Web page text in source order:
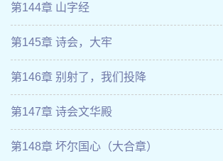
第144章 山字经
第145章 诗会，大牢
第146章 别射了，我们投降
第147章 诗会文华殿
第148章 坏尔国心（大合章）